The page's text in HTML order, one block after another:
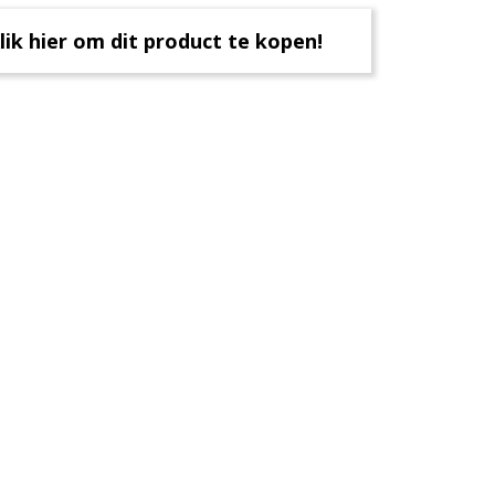
hier om dit product te kopen!